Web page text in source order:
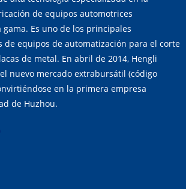
de equipos automotrices
Es uno de los principales
de equipos de automatización para el corte
de metal. En abril de 2014, Hengli
nuevo mercado extrabursátil (código
en la primera empresa
de Huzhou.